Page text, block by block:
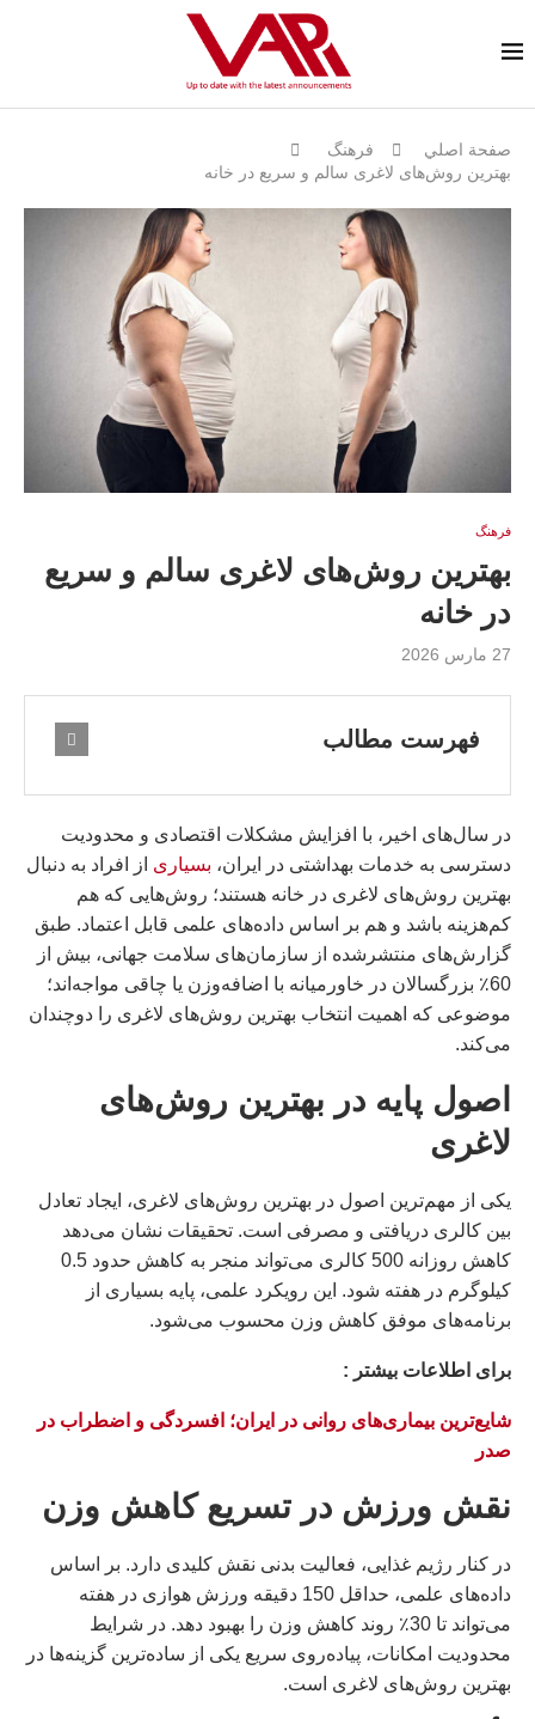
صفحة اصلي
فرهنگ
بهترین روش‌های لاغری سالم و سریع در خانه
فرهنگ
بهترین روش‌های لاغری سالم و سریع
در خانه
27 مارس 2026
فهرست مطالب
در سال‌های اخیر، با افزایش مشکلات اقتصادی و محدودیت
دسترسی به خدمات بهداشتی در ایران، بسیاری از افراد به دنبال
بهترین روش‌های لاغری در خانه هستند؛ روش‌هایی که هم
کم‌هزینه باشد و هم بر اساس داده‌های علمی قابل اعتماد. طبق
گزارش‌های منتشرشده از سازمان‌های سلامت جهانی، بیش از
60٪ بزرگسالان در خاورمیانه با اضافه‌وزن یا چاقی مواجه‌اند؛
موضوعی که اهمیت انتخاب بهترین روش‌های لاغری را دوچندان
می‌کند.
اصول پایه در بهترین روش‌های
لاغری
یکی از مهم‌ترین اصول در بهترین روش‌های لاغری، ایجاد تعادل
بین کالری دریافتی و مصرفی است. تحقیقات نشان می‌دهد
کاهش روزانه 500 کالری می‌تواند منجر به کاهش حدود 0.5
کیلوگرم در هفته شود. این رویکرد علمی، پایه بسیاری از
برنامه‌های موفق کاهش وزن محسوب می‌شود.
براى اطلاعات بيشتر :
شایع‌ترین بیماری‌های روانی در ایران؛ افسردگی و اضطراب در
صدر
نقش ورزش در تسریع کاهش وزن
در کنار رژیم غذایی، فعالیت بدنی نقش کلیدی دارد. بر اساس
داده‌های علمی، حداقل 150 دقیقه ورزش هوازی در هفته
می‌تواند تا 30٪ روند کاهش وزن را بهبود دهد. در شرایط
محدودیت امکانات، پیاده‌روی سریع یکی از ساده‌ترین گزینه‌ها در
بهترین روش‌های لاغری است.